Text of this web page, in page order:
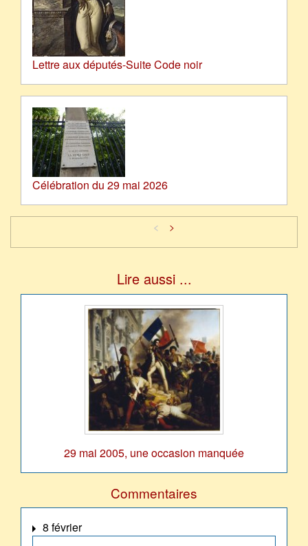
Lettre aux députés-Suite Code noir
Célébration du 29 mai 2026
< >
Lire aussi ...
29 mai 2005, une occasion manquée
Commentaires
8 février